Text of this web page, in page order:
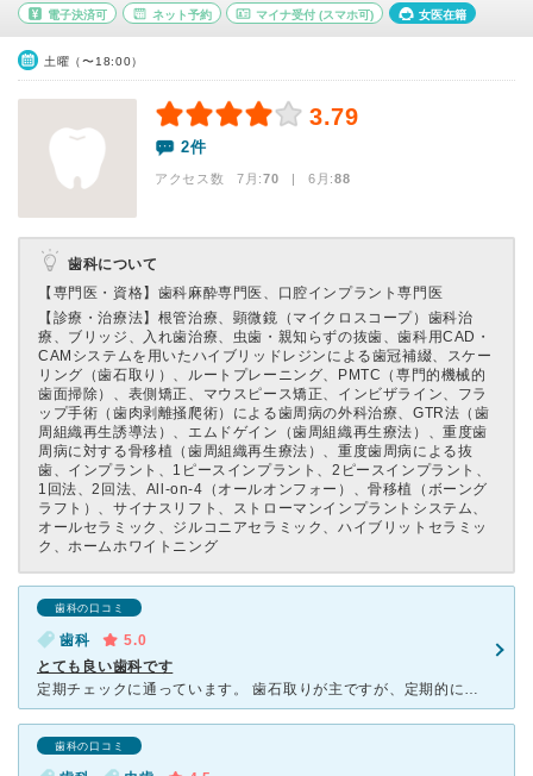
電子決済可 ネット予約 マイナ受付 (スマホ可) 女医在籍
土曜（〜18:00）
3.79
2件
アクセス数 7月:70 | 6月:88
歯科について
【専門医・資格】 歯科麻酔専門医、口腔インプラント専門医
【診療・治療法】 根管治療、顕微鏡（マイクロスコープ）歯科治
療、ブリッジ、入れ歯治療、虫歯・親知らずの抜歯、歯科用CAD・
CAMシステムを用いたハイブリッドレジンによる歯冠補綴、スケー
リング（歯石取り）、ルートプレーニング、PMTC（専門的機械的
歯面掃除）、表側矯正、マウスピース矯正、インビザライン、フラ
ップ手術（歯肉剥離掻爬術）による歯周病の外科治療、GTR法（歯
周組織再生誘導法）、エムドゲイン（歯周組織再生療法）、重度歯
周病に対する骨移植（歯周組織再生療法）、重度歯周病による抜
歯、インプラント、1ピースインプラント、2ピースインプラント、
1回法、2回法、All-on-4（オールオンフォー）、骨移植（ボーング
ラフト）、サイナスリフト、ストローマンインプラントシステム、
オールセラミック、ジルコニアセラミック、ハイブリットセラミッ
ク、ホームホワイトニング
歯科の口コミ
歯科
5.0
とても良い歯科です
定期チェックに通っています。 歯石取りが主ですが、定期的にレントゲンなどで詳しいチェックもしてくれます。 一度虫歯にもなりましたが、先生から丁寧に説明いただき、削っていただきました。 院内はとて
歯科の口コミ